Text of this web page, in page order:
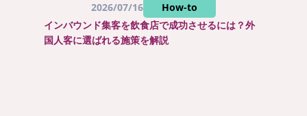
2026/07/16
How-to
インバウンド集客を飲食店で成功させるには？外
国人客に選ばれる施策を解説